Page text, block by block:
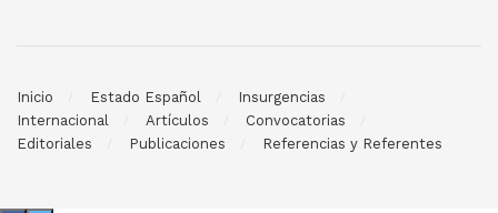
Inicio Estado Español
Insurgencias
Internacional
Artículos
Convocatorias
Editoriales
Publicaciones Referencias y Referentes